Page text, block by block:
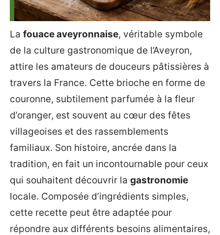
La fouace aveyronnaise, véritable symbole
de la culture gastronomique de l’Aveyron,
attire les amateurs de douceurs pâtissières à
travers la France. Cette brioche en forme de
couronne, subtilement parfumée à la fleur
d’oranger, est souvent au cœur des fêtes
villageoises et des rassemblements
familiaux. Son histoire, ancrée dans la
tradition, en fait un incontournable pour ceux
qui souhaitent découvrir la gastronomie
locale. Composée d’ingrédients simples,
cette recette peut être adaptée pour
répondre aux différents besoins alimentaires,